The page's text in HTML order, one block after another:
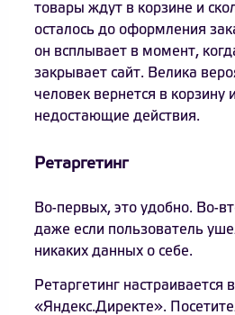
товары ждут в корзине и
осталось до оформления
он всплывает в момент,
закрывает сайт. Велика
человек вернется в корзину
недостающие действия.
Ретаргетинг
Во-первых, это удобно. Во-
даже если пользователь
никаких данных о себе.
Ретаргетинг настраивается
«Яндекс.Директе».